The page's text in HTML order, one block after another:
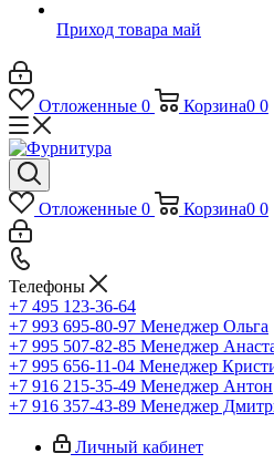
Приход товара май
Отложенные 0 Корзина0 0
Отложенные 0 Корзина0 0
Телефоны
+7 495 123-36-64
+7 993 695-80-97 Менеджер Ольга
+7 995 507-82-85 Менеджер
+7 995 656-11-04 Менеджер
+7 916 215-35-49 Менеджер Антон
+7 916 357-43-89 Менеджер
Личный кабинет